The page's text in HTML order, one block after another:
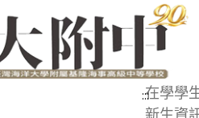
:::在學學
新生資